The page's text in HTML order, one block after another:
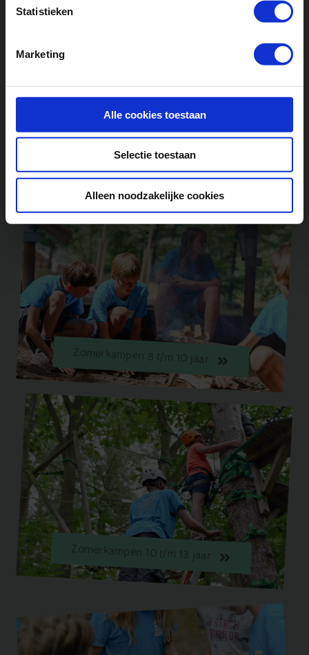
Statistieken
Marketing
Alle cookies toestaan
Selectie toestaan
Alleen noodzakelijke cookies
Zomerkampen 5 t/m 8 jaar
Zomerkampen 8 t/m 10 jaar
Zomerkampen 10 t/m 13 jaar